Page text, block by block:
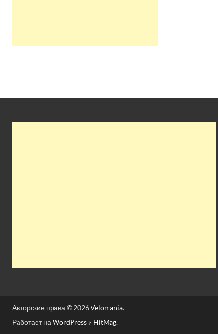
Авторские права © 2026Velomania.
Работает на WordPress и HitMag.